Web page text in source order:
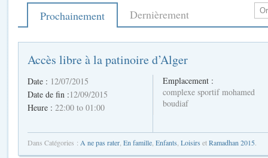
Prochainement Dernièrement
Accès libre à la patinoire d’Alger
Date : 12/07/2015
Date de fin :12/09/2015
Heure : 22:00 to 01:00
Emplacement :
complexe sportif mohamed
boudiaf
Dans Catégories : A ne pas rater En famille Enfants Loisirs etRamadhan 2015